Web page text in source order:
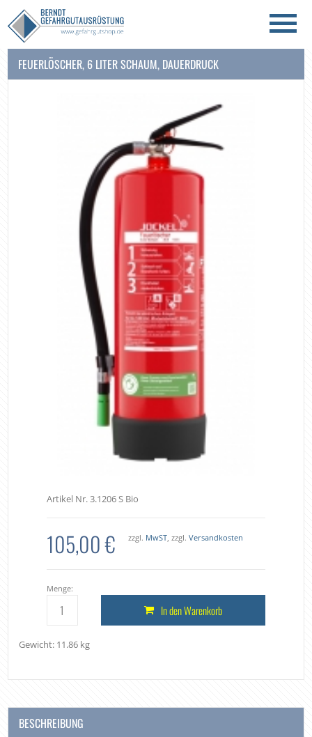
FEUERLÖSCHER, 6 LITER SCHAUM, DAUERDRUCK
Artikel Nr. 3.1206 S Bio
105,00 € zzgl. MwST, zzgl. Versandkosten
Menge:
In den Warenkorb
Gewicht: 11.86 kg
BESCHREIBUNG